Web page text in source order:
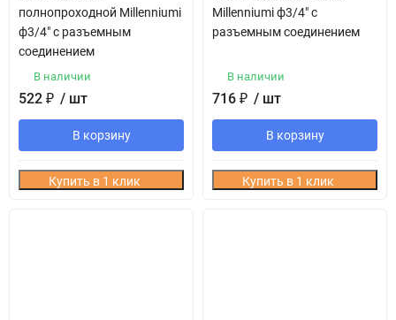
полнопроходной Millenniumi
ф3/4" с разъемным
соединением
В наличии
522 ₽ / шт
В корзину
Купить в 1 клик
Millenniumi ф3/4" с
разъемным соединением
В наличии
716 ₽ / шт
В корзину
Купить в 1 клик